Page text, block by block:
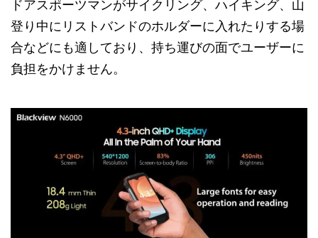
ドアスポーツマンがサイクリング、ハイキング、山
登り中にリストバンドのホルダーに入れたりする場
合などにも適しており、持ち運びの面でユーザーに
負担をかけません。